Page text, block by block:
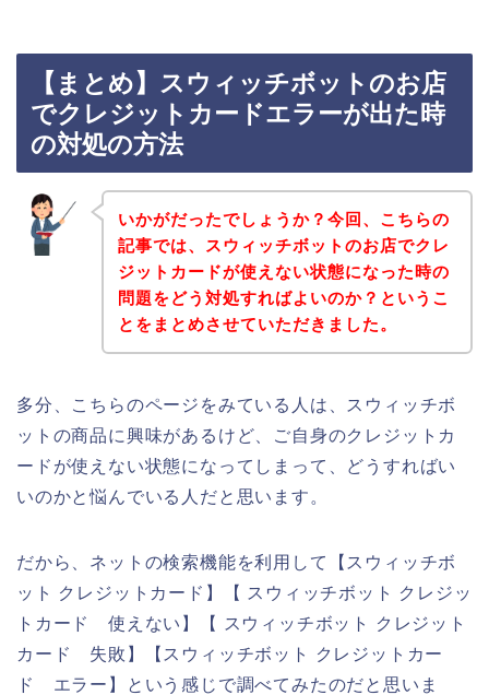
【まとめ】スウィッチボットのお店
でクレジットカードエラーが出た時
の対処の方法
いかがだったでしょうか？今回、こちらの
記事では、スウィッチボットのお店でクレ
ジットカードが使えない状態になった時の
問題をどう対処すればよいのか？というこ
とをまとめさせていただきました。
多分、こちらのページをみている人は、スウィッチボ
ットの商品に興味があるけど、ご自身のクレジットカ
ードが使えない状態になってしまって、どうすればい
いのかと悩んでいる人だと思います。
だから、ネットの検索機能を利用して【スウィッチボ
ット クレジットカード】【 スウィッチボット クレジッ
トカード 使えない】【 スウィッチボット クレジット
カード 失敗】【スウィッチボット クレジットカー
ド エラー】という感じで調べてみたのだと思いま